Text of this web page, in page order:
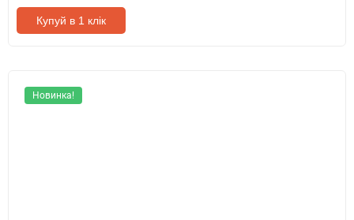
Купуй в 1 клік
Новинка!